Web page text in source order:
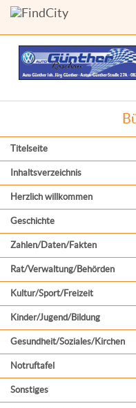
Titelseite
Inhaltsverzeichnis
Herzlich willkommen
Geschichte
Zahlen/Daten/Fakten
Rat/Verwaltung/Behörden
Kultur/Sport/Freizeit
Kinder/Jugend/Bildung
Gesundheit/Soziales/Kirchen
Notruftafel
Sonstiges